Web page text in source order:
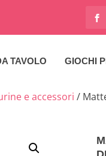
TAVOLO GIOCHI
e accessori /